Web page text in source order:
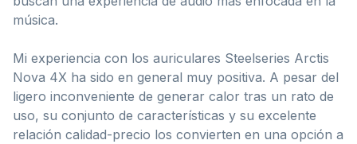
música.
Mi experiencia con los auriculares Steelseries Arctis
Nova 4X ha sido en general muy positiva. A pesar del
ligero inconveniente de generar calor tras un rato de
uso, su conjunto de características y su excelente
relación calidad-precio los convierten en una opción a